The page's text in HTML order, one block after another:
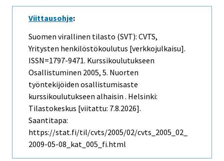
Viittausohje:
Suomen virallinen tilasto (SVT): CVTS,
Yritysten henkilöstökoulutus [verkkojulkaisu].
ISSN=1797-9471. Kurssikoulutukseen
Osallistuminen 2005, 5. Nuorten
työntekijöiden osallistumisaste
kurssikoulutukseen alhaisin . Helsinki:
Tilastokeskus [viitattu: 7.8.2026].
Saantitapa:
https://stat.fi/til/cvts/2005/02/cvts_2005_02_
2009-05-08_kat_005_fi.html